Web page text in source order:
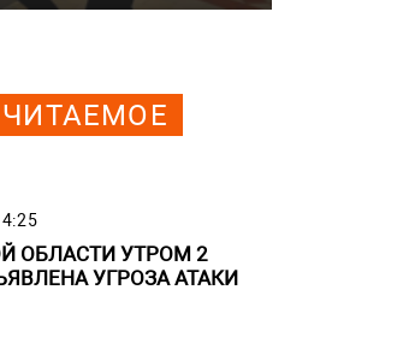
ОБЛАСТИ УТРОМ 2
УГРОЗА АТАКИ